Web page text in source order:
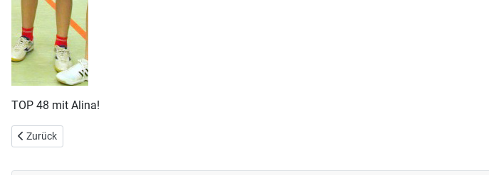
TOP 48 mit Alina!
Vorheriger Beitrag: Aktuelle TTR-Werte September 2016
Zurück